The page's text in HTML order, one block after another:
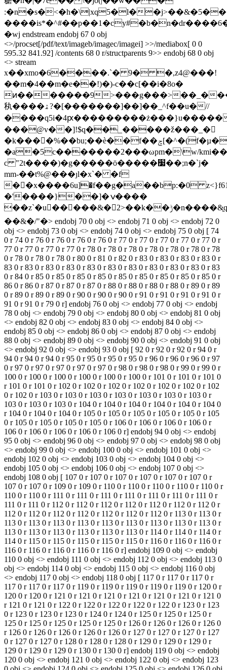
:�n�s�˂�h�\|xq5�l�
�wj endstream endobj 67 0 obj
<>/procset[/pdf/text/imageb/imagec/imagei] >>/mediabox[ 0 0
595.32 841.92] /contents 68 0 r/structparents 9>> endobj 68 0 obj
<> stream
x��xmo�6����.`� 9� �,z4@���!
��m�4��m�e��!)�)-c��c[��i�8o�
ͷ�������9>���g���>��_�
秇����ۿ?�[�������]��]��_^f��u�//
���@v��]!$q��_�����ž���_�𪫪
�k����%��bu;��ѐ��f��ݘ[�^�(f�µ�:'���{����cm7�k�:i��m��
�a�5c�������2���ωpm�\w/
c "2t����)�g�����ӧ�����׷��;n�`j�
mm-��t%@���ȷl�xˋ� �f
��x����6u]�f��g�a��bp:�0
�'����}��]�ݍ����
��z`�u󦲖�����&�2>��k��ݱ�n����&̯q����i.��d,n,�o��t�o���
��&�/"�> endobj 70 0 obj <> endobj 71 0 obj <> endobj 72 0
obj <> endobj 73 0 obj <> endobj 74 0 obj <> endobj 75 0 obj [ 74
0 r 74 0 r 76 0 r 76 0 r 76 0 r 76 0 r 77 0 r 77 0 r 77 0 r 77 0 r 77 0 r
77 0 r 77 0 r 77 0 r 77 0 r 78 0 r 78 0 r 78 0 r 78 0 r 78 0 r 78 0 r 78
0 r 78 0 r 78 0 r 78 0 r 80 0 r 81 0 r 82 0 r 83 0 r 83 0 r 83 0 r 83 0 r
83 0 r 83 0 r 83 0 r 83 0 r 83 0 r 83 0 r 83 0 r 83 0 r 83 0 r 83 0 r 83
0 r 84 0 r 85 0 r 85 0 r 85 0 r 85 0 r 85 0 r 85 0 r 85 0 r 85 0 r 85 0 r
86 0 r 86 0 r 87 0 r 87 0 r 87 0 r 88 0 r 88 0 r 88 0 r 88 0 r 89 0 r 89
0 r 89 0 r 89 0 r 89 0 r 90 0 r 90 0 r 90 0 r 91 0 r 91 0 r 91 0 r 91 0 r
91 0 r 91 0 r 79 0 r] endobj 76 0 obj <> endobj 77 0 obj <> endobj
78 0 obj <> endobj 79 0 obj <> endobj 80 0 obj <> endobj 81 0 obj
<> endobj 82 0 obj <> endobj 83 0 obj <> endobj 84 0 obj <>
endobj 85 0 obj <> endobj 86 0 obj <> endobj 87 0 obj <> endobj
88 0 obj <> endobj 89 0 obj <> endobj 90 0 obj <> endobj 91 0 obj
<> endobj 92 0 obj <> endobj 93 0 obj [ 92 0 r 92 0 r 92 0 r 94 0 r
94 0 r 94 0 r 94 0 r 95 0 r 95 0 r 95 0 r 95 0 r 96 0 r 96 0 r 96 0 r 97
0 r 97 0 r 97 0 r 97 0 r 97 0 r 97 0 r 98 0 r 98 0 r 98 0 r 99 0 r 99 0 r
100 0 r 100 0 r 100 0 r 100 0 r 100 0 r 100 0 r 101 0 r 101 0 r 101 0
r 101 0 r 101 0 r 102 0 r 102 0 r 102 0 r 102 0 r 102 0 r 102 0 r 102
0 r 102 0 r 103 0 r 103 0 r 103 0 r 103 0 r 103 0 r 103 0 r 103 0 r
103 0 r 103 0 r 103 0 r 104 0 r 104 0 r 104 0 r 104 0 r 104 0 r 104 0
r 104 0 r 104 0 r 104 0 r 105 0 r 105 0 r 105 0 r 105 0 r 105 0 r 105
0 r 105 0 r 105 0 r 105 0 r 105 0 r 106 0 r 106 0 r 106 0 r 106 0 r
106 0 r 106 0 r 106 0 r 106 0 r 106 0 r] endobj 94 0 obj <> endobj
95 0 obj <> endobj 96 0 obj <> endobj 97 0 obj <> endobj 98 0 obj
<> endobj 99 0 obj <> endobj 100 0 obj <> endobj 101 0 obj <>
endobj 102 0 obj <> endobj 103 0 obj <> endobj 104 0 obj <>
endobj 105 0 obj <> endobj 106 0 obj <> endobj 107 0 obj <>
endobj 108 0 obj [ 107 0 r 107 0 r 107 0 r 107 0 r 107 0 r 107 0 r
107 0 r 107 0 r 109 0 r 109 0 r 110 0 r 110 0 r 110 0 r 110 0 r 110 0 r
110 0 r 110 0 r 111 0 r 111 0 r 111 0 r 111 0 r 111 0 r 111 0 r 111 0 r
111 0 r 111 0 r 112 0 r 112 0 r 112 0 r 112 0 r 112 0 r 112 0 r 112 0 r
112 0 r 112 0 r 112 0 r 112 0 r 112 0 r 112 0 r 112 0 r 113 0 r 113 0 r
113 0 r 113 0 r 113 0 r 113 0 r 113 0 r 113 0 r 113 0 r 113 0 r 113 0 r
113 0 r 113 0 r 113 0 r 113 0 r 113 0 r 113 0 r 114 0 r 114 0 r 114 0 r
114 0 r 115 0 r 115 0 r 115 0 r 115 0 r 115 0 r 116 0 r 116 0 r 116 0 r
116 0 r 116 0 r 116 0 r 116 0 r 116 0 r] endobj 109 0 obj <> endobj
110 0 obj <> endobj 111 0 obj <> endobj 112 0 obj <> endobj 113 0
obj <> endobj 114 0 obj <> endobj 115 0 obj <> endobj 116 0 obj
<> endobj 117 0 obj <> endobj 118 0 obj [ 117 0 r 117 0 r 117 0 r
117 0 r 117 0 r 117 0 r 119 0 r 119 0 r 119 0 r 119 0 r 119 0 r 120 0 r
120 0 r 120 0 r 121 0 r 121 0 r 121 0 r 121 0 r 121 0 r 121 0 r 121 0
r 121 0 r 121 0 r 122 0 r 122 0 r 122 0 r 122 0 r 122 0 r 123 0 r 123
0 r 123 0 r 123 0 r 123 0 r 124 0 r 124 0 r 125 0 r 125 0 r 125 0 r
125 0 r 125 0 r 125 0 r 125 0 r 125 0 r 126 0 r 126 0 r 126 0 r 126 0
r 126 0 r 126 0 r 126 0 r 126 0 r 126 0 r 127 0 r 127 0 r 127 0 r 127
0 r 127 0 r 127 0 r 128 0 r 128 0 r 128 0 r 129 0 r 129 0 r 129 0 r
129 0 r 129 0 r 129 0 r 130 0 r 130 0 r] endobj 119 0 obj <> endobj
120 0 obj <> endobj 121 0 obj <> endobj 122 0 obj <> endobj 123